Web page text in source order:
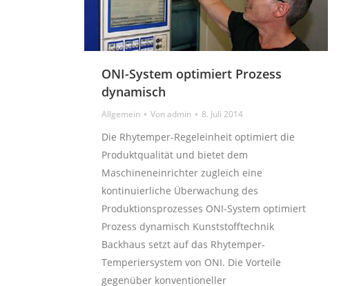
ONI-System optimiert Prozess
dynamisch
Allgemein Vonadmin 8. Juli 2014
Die Rhytemper-Regeleinheit optimiert die
Produktqualität und bietet dem
Maschineneinrichter zugleich eine
kontinuierliche Überwachung des
Produktionsprozesses ONI-System optimiert
Prozess dynamisch Kunststofftechnik
Backhaus setzt auf das Rhytemper-
Temperiersystem von ONI. Die Vorteile
gegenüber konventioneller